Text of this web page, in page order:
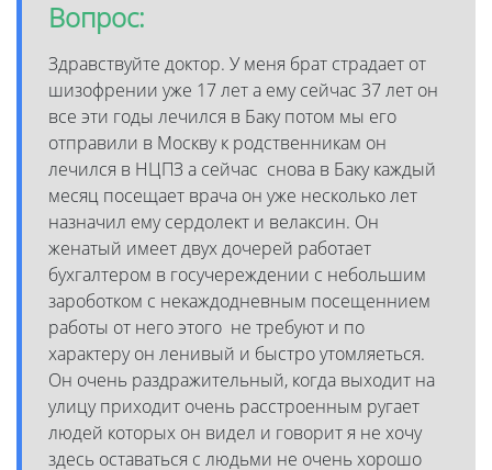
Вопрос:
Здравствуйте доктор. У меня брат страдает от
шизофрении уже 17 лет а ему сейчас 37 лет он
все эти годы лечился в Баку потом мы его
отправили в Москву к родственникам он
лечился в НЦПЗ а сейчас снова в Баку каждый
месяц посещает врача он уже несколько лет
назначил ему сердолект и велаксин. Он
женатый имеет двух дочерей работает
бухгалтером в госучереждении с небольшим
зароботком с некаждодневным посещеннием
работы от него этого не требуют и по
характеру он ленивый и быстро утомляеться.
Он очень раздражительный, когда выходит на
улицу приходит очень расстроенным ругает
людей которых он видел и говорит я не хочу
здесь оставаться с людьми не очень хорошо